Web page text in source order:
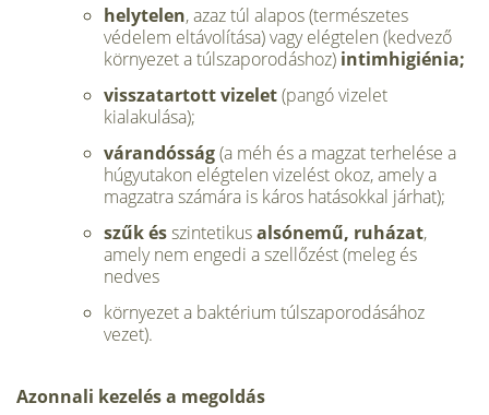
helytelen, azaz túl alapos (természetes
védelem eltávolítása) vagy elégtelen (kedvező
környezet a túlszaporodáshoz) intimhigiénia;
visszatartottvizelet(pangó vizelet
kialakulása);
várandósság(a méh és a magzat terhelése a
húgyutakon elégtelen vizelést okoz, amely a
magzatra számára is káros hatásokkal járhat);
szűk ésszintetikusalsónemű, ruházat,
amely nem engedi a szellőzést (meleg és
nedves
környezet a baktérium túlszaporodásához
vezet).
Azonnali kezelés a megoldás